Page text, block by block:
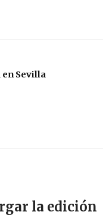
en Sevilla
la edición